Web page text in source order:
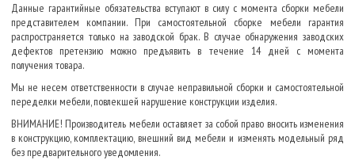
Данные гарантийные обязательства вступают в силу с момента сборки мебели
представителем компании. При самостоятельной сборке мебели гарантия
распространяется только на заводской брак. В случае обнаружения заводских
дефектов претензию можно предъявить в течение 14 дней с момента
получения товара.
Мы не несем ответственности в случае неправильной сборки и самостоятельной
переделки мебели, повлекшей нарушение конструкции изделия.
ВНИМАНИЕ! Производитель мебели оставляет за собой право вносить изменения
в конструкцию, комплектацию, внешний вид мебели и изменять модельный ряд
без предварительного уведомления.